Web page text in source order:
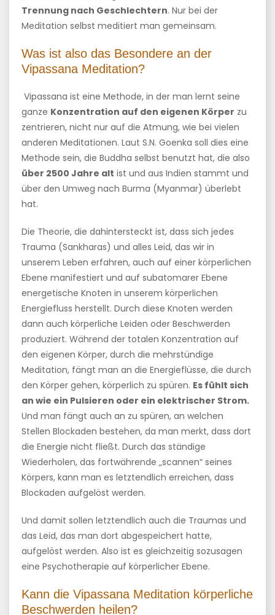
Trennung nach Geschlechtern. Nur bei der
Meditation selbst meditiert man gemeinsam.
Was ist also das Besondere an der
Vipassana Meditation?
Vipassana ist eine Methode, in der man lernt seine
ganze Konzentration auf den eigenen Körper zu
zentrieren, nicht nur auf die Atmung, wie bei vielen
anderen Meditationen. Laut S.N. Goenka soll dies eine
Methode sein, die Buddha selbst benutzt hat, die also
über 2500 Jahre alt ist und aus Indien stammt und
über den Umweg nach Burma (Myanmar) überlebt
hat.
Die Theorie, die dahintersteckt ist, dass sich jedes
Trauma (Sankharas) und alles Leid, das wir in
unserem Leben erfahren, auch auf einer körperlichen
Ebene manifestiert und auf subatomarer Ebene
energetische Knoten in unserem körperlichen
Energiefluss herstellt. Durch diese Knoten werden
dann auch körperliche Leiden oder Beschwerden
produziert. Während der totalen Konzentration auf
den eigenen Körper, durch die mehrstündige
Meditation, fängt man an die Energieflüsse, die durch
den Körper gehen, körperlich zu spüren. Es fühlt sich
an wie ein Pulsieren oder ein elektrischer Strom.
Und man fängt auch an zu spüren, an welchen
Stellen Blockaden bestehen, da man merkt, dass dort
die Energie nicht fließt. Durch das ständige
Wiederholen, das fortwährende „scannen“ seines
Körpers, kann man es letztendlich erreichen, dass
Blockaden aufgelöst werden.
Und damit sollen letztendlich auch die Traumas und
das Leid, das man dort abgespeichert hatte,
aufgelöst werden. Also ist es gleichzeitig sozusagen
eine Psychotherapie auf körperlicher Ebene.
Kann die Vipassana Meditation körperliche
Beschwerden heilen?